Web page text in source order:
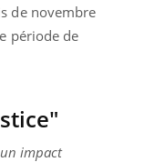
de novembre
période de
impact